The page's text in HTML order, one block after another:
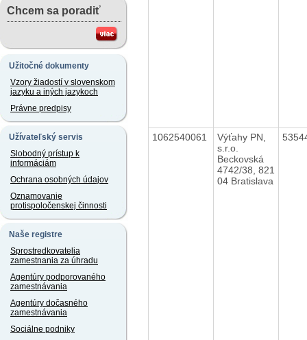
Chcem sa poradiť
Užitočné dokumenty
Vzory žiadostí v slovenskom
jazyku a iných jazykoch
Právne predpisy
Užívateľský servis
Slobodný prístup k
informáciám
Ochrana osobných údajov
Oznamovanie
protispoločenskej činnosti
Naše registre
Sprostredkovatelia
zamestnania za úhradu
Agentúry podporovaného
zamestnávania
Agentúry dočasného
zamestnávania
Sociálne podniky
1062540061
Výťahy PN,
s.r.o.
Beckovská
4742/38, 821
04 Bratislava